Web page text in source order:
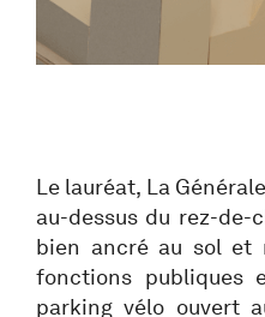
Le lauréat, La
au-dessus du rez-de-
bien ancré au sol et
fonctions publiques
parking vélo ouvert